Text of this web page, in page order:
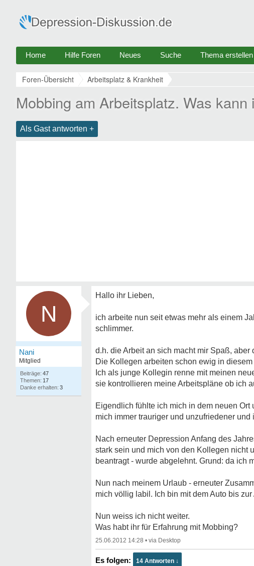
Home Hilfe Foren Neues Suche Thema
Foren-Übersicht Arbeitsplatz & Krankheit
Mobbing am Arbeitsplatz. Was kann
Als Gast antworten +
N
Nani
Mitglied
47
17
3
Hallo ihr Lieben,
ich arbeite nun seit etwas mehr als einem
schlimmer.
d.h. die Arbeit an sich macht mir Spaß,
Die Kollegen arbeiten schon ewig in
Ich als junge Kollegin renne mit meinen
sie kontrollieren meine Arbeitspläne ob ich
Eigendlich fühlte ich mich in dem neuen
mich immer trauriger und unzufriedener
Nach erneuter Depression Anfang des
stark sein und mich von den Kollegen nicht
beantragt - wurde abgelehnt. Grund: da ich
Nun nach meinem Urlaub - erneuter
mich völlig labil. Ich bin mit dem Auto bis
Nun weiss ich nicht weiter.
Was habt ihr für Erfahrung mit Mobbing?
25.06.2012 14:28 •
14 Antworten ↓